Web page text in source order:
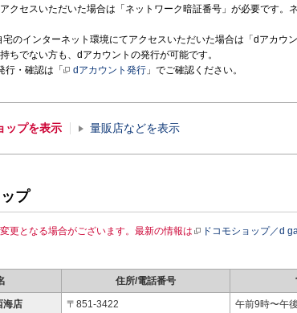
クセスいただいた場合は「ネットワーク暗証番号」が必要です。
宅のインターネット環境にてアクセスいただいた場合は「dアカウ
ちでない方も、dアカウントの発行が可能です。
行・確認は「
dアカウント発行 」でご確認ください。
ップを表示 量販店などを表示
プ
更となる場合がございます。最新の情報は ドコモショップ／d
住所/電話番号
海店
〒851-3422
午前9時〜午